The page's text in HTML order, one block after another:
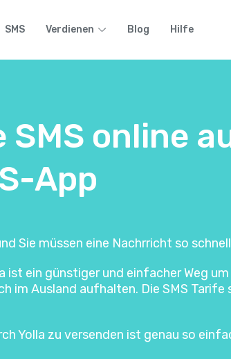
SMS Verdienen Blog Hilfe
online
App
Sie müssen eine Nachrricht so
ist ein günstiger und einfacher Weg
im Ausland aufhalten. Die SMS Tarife
Yolla zu versenden ist genau so